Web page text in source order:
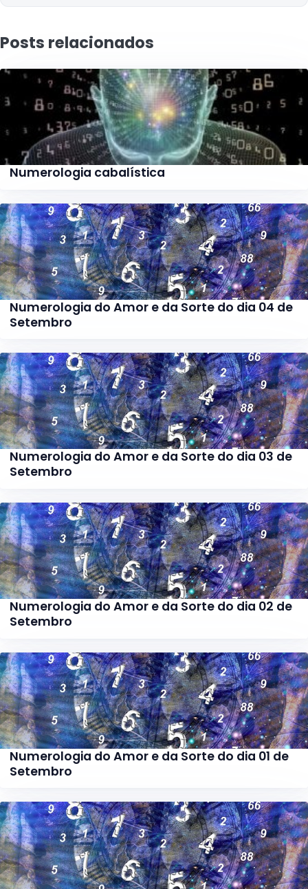
Posts relacionados
Numerologia cabalística
Numerologia do Amor e da Sorte do dia 04 de
Setembro
Numerologia do Amor e da Sorte do dia 03 de
Setembro
Numerologia do Amor e da Sorte do dia 02 de
Setembro
Numerologia do Amor e da Sorte do dia 01 de
Setembro